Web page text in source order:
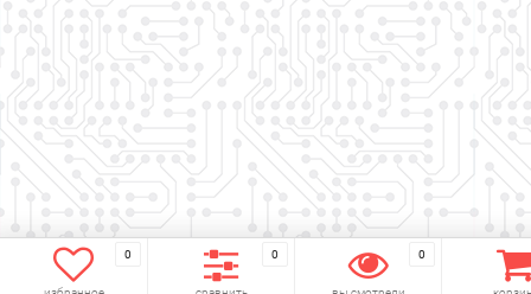
0 0 0
Заказать бесплатный звонок